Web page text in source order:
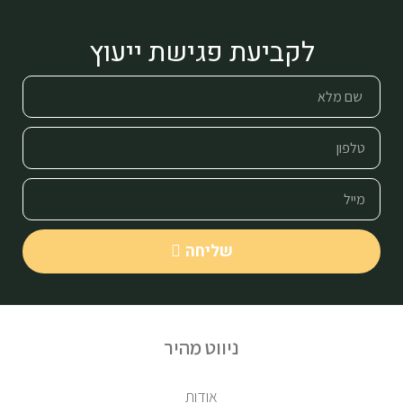
לקביעת פגישת ייעוץ
שליחה
ניווט מהיר
אודות